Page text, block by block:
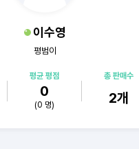
이수영
평범이
평균 평점
0
(0 명)
총 판매수
2개